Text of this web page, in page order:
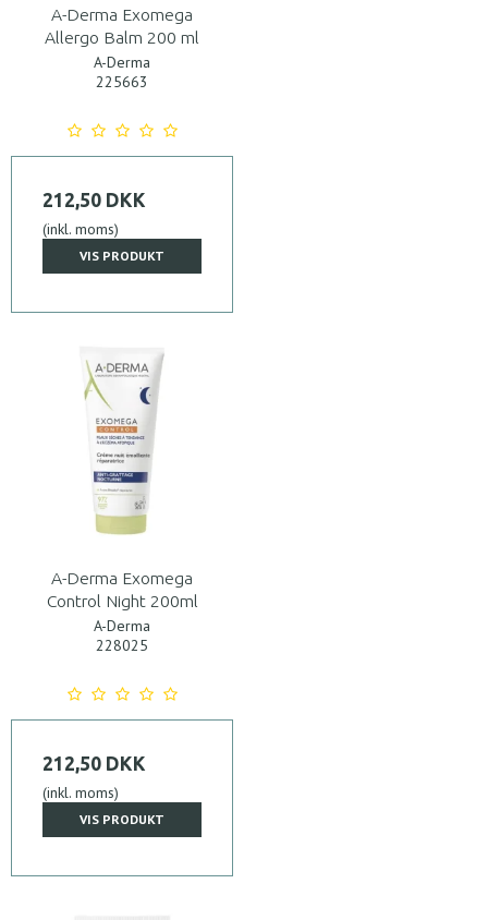
A-Derma Exomega
Allergo Balm 200 ml
A-Derma
225663
212,50 DKK
(inkl. moms)
VIS PRODUKT
A-Derma Exomega
Control Night 200ml
A-Derma
228025
212,50 DKK
(inkl. moms)
VIS PRODUKT